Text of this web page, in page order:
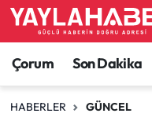
Çorum Son Dakika
HABERLER GÜNCEL
Alaca Haberleri
Bayat Haberleri
Çorum Nöbetçi
Çorum Hava